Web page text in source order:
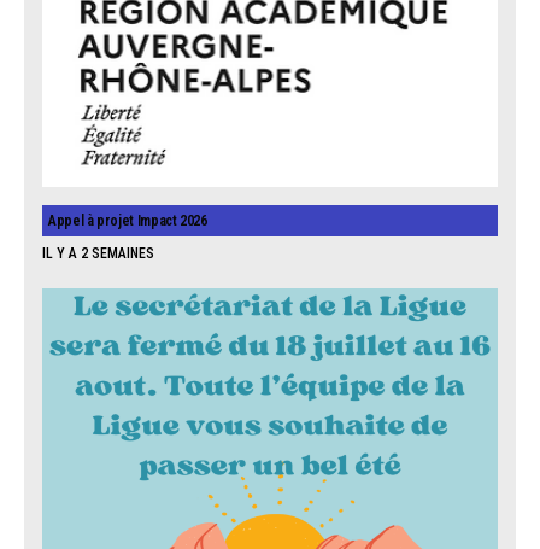
Appel à projet Impact 2026
IL Y A 2 SEMAINES